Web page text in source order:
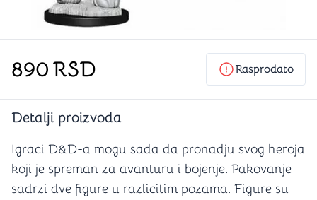
890RSD Rasprodato
Detalji proizvoda
Igraci D&D-a mogu sada da pronadju svog heroja
koji je spreman za avanturu i bojenje. Pakovanje
sadrzi dve figure u razlicitim pozama. Figure su